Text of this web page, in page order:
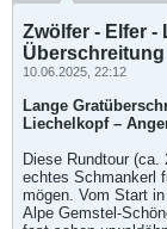
Zwölfer - Elfer
Überschreitung
10.06.2025, 22:12
Lange
Liechelkopf –
Diese Rundtour
echtes Schmankerl
mögen. Vom Start
Alpe Gemstel-